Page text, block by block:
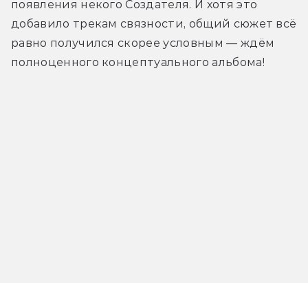
появления некого Создателя. И хотя это
добавило трекам связности, общий сюжет всё
равно получился скорее условным — ждём
полноценного концептуального альбома!